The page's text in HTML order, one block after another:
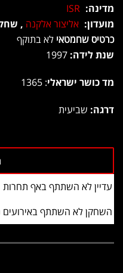
מדינה: ISR
מועדון: אליצור אלקנה ,
כרטיס שחמטאי לא בתוקף
שנת לידה:
מד כושר ישראלי: 1365
דרגה: שביעית
עדיין לא השתתף באף
השחקן לא השתתף באירועים